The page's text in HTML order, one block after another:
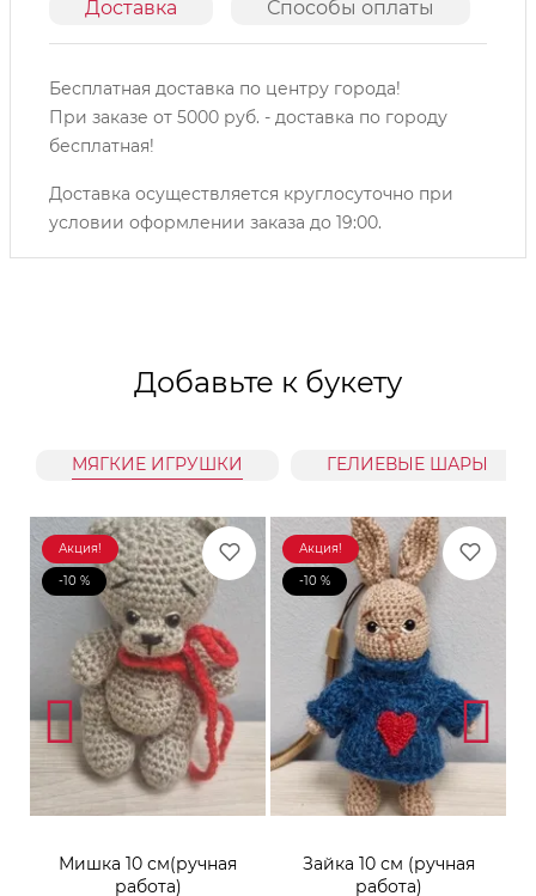
Доставка Способы оплаты
Бесплатная доставка по центру города!
При заказе от 5000 руб. - доставка по городу
бесплатная!
Доставка осуществляется круглосуточно при
условии оформлении заказа до 19:00.
Добавьте к букету
МЯГКИЕ ИГРУШКИ ГЕЛИЕВЫЕ ШАРЫ
Акция!
-10 %
Мишка 10 см(ручная
работа)
Акция!
-10 %
Зайка 10 см (ручная
работа)